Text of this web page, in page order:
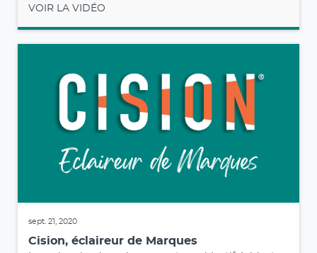
VOIR LA VIDÉO
sept. 21, 2020
Cision, éclaireur de Marques